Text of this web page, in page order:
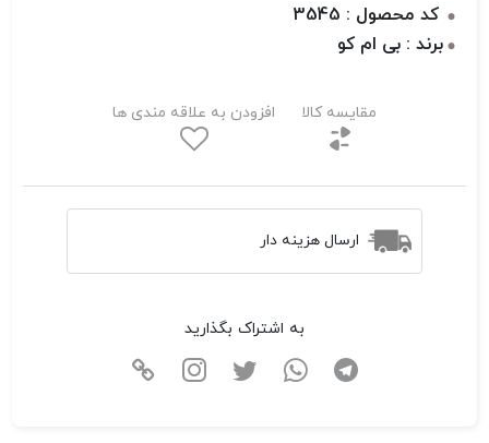
کد محصول : 3545
برند : بی ام کو
مقایسه کالا افزودن به علاقه مندی ها
ارسال هزینه دار
به اشتراک بگذارید